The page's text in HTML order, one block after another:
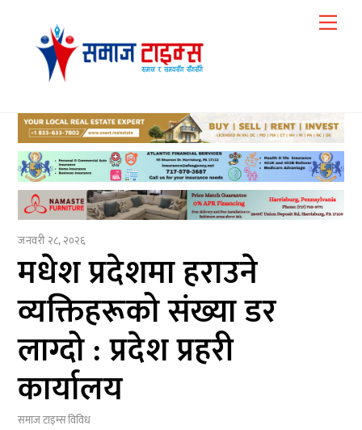
content
जनवरी २८, २०२६
मधेश प्रदेशमा हराउने
व्यक्तिहरूको संख्या डर
लाग्दो : प्रदेश प्रहरी
कार्यालय
समाज टाइम्सविविध